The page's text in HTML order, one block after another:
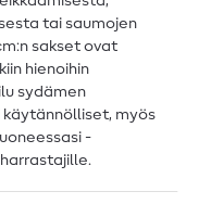
tai saumojen
sakset ovat
hienoihin
sydämen
myös
-